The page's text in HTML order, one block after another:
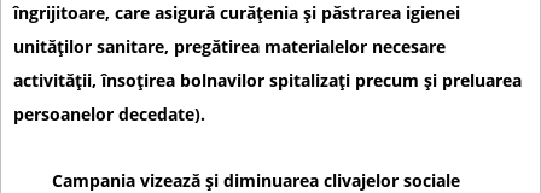
îngrijitoare, care asigură curățenia și păstrarea igienei
unităților sanitare, pregătirea materialelor necesare
activității, însoțirea bolnavilor spitalizați precum și preluarea
persoanelor decedate).
Campania vizează și diminuarea clivajelor sociale